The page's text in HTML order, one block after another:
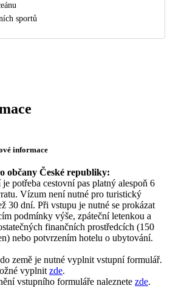
sportů
informace
občany České republiky:
potřeba cestovní pas platný alespoň 6
Vízum není nutné pro turistický
30 dní. Při vstupu je nutné se prokázat
podmínky výše, zpáteční letenkou a
finančních prostředcích (150
nebo potvrzením hotelu o ubytování.
země je nutné vyplnit vstupní formulář.
vyplnit zde.
vstupního formuláře naleznete zde.